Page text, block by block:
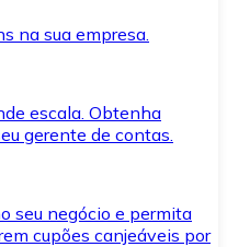
na sua empresa.
escala. Obtenha
gerente de contas.
seu negócio e permita
cupões canjeáveis por